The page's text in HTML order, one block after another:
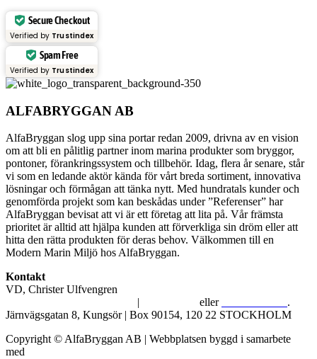
Secure Checkout
Verified by Trustindex
Spam Free
Verified by Trustindex
ALFABRYGGAN AB
AlfaBryggan slog upp sina portar redan 2009, drivna av en vision
om att bli en pålitlig partner inom marina produkter som bryggor,
pontoner, förankringssystem och tillbehör. Idag, flera år senare, står
vi som en ledande aktör kända för vårt breda sortiment, innovativa
lösningar och förmågan att tänka nytt. Med hundratals kunder och
genomförda projekt som kan beskådas under ”Referenser” har
AlfaBryggan bevisat att vi är ett företag att lita på. Vår främsta
prioritet är alltid att hjälpa kunden att förverkliga sin dröm eller att
hitta den rätta produkten för deras behov. Välkommen till en
Modern Marin Miljö hos AlfaBryggan.
Kontakt
VD, Christer Ulfvengren
| eller
.
Järnvägsgatan 8, Kungsör | Box 90154, 120 22 STOCKHOLM
Copyright © AlfaBryggan AB | Webbplatsen byggd i samarbete
med